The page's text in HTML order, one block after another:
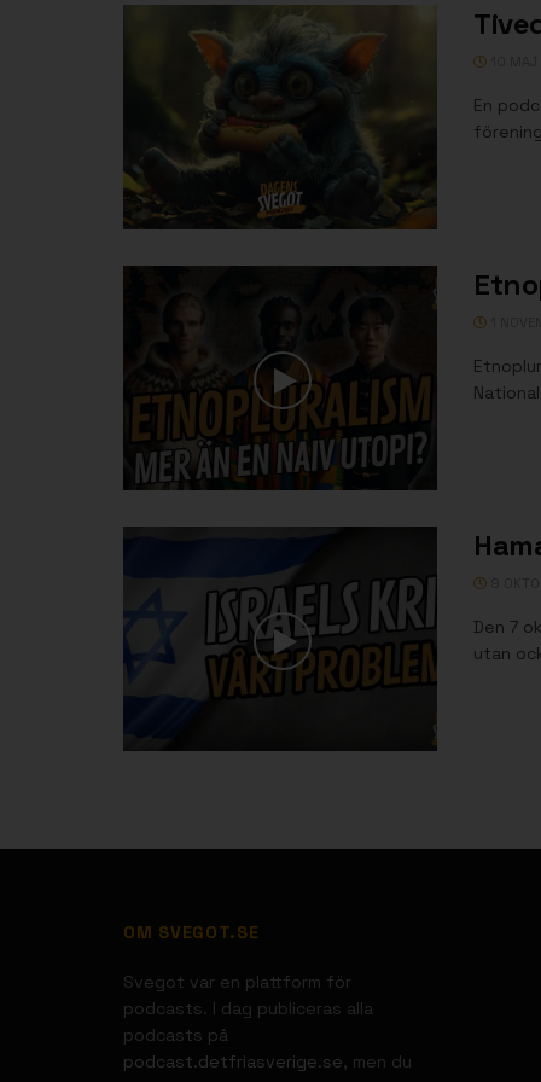
En
Den 7
utan
OM SVEGOT.SE
Svegot var en plattform för
podcasts. I dag publiceras alla
podcasts på
podcast.detfriasverige.se, men du